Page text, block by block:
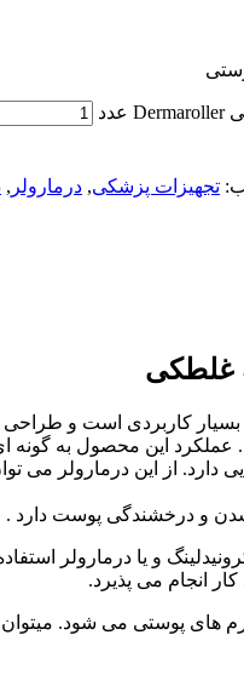
تجهیزات پزشکی, درمارولر ,
بسیار کاربردی است و
این محصول به گونه
و درخشندگی پوست دارد .
و یا درمارولر
انجام می پذیرد.
های پوستی می شود.